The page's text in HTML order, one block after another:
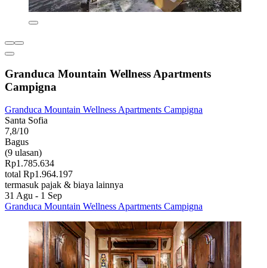
Granduca Mountain Wellness Apartments
Campigna
Granduca Mountain Wellness Apartments Campigna
Santa Sofia
7,8/10
Bagus
(9 ulasan)
Rp1.785.634
total Rp1.964.197
termasuk pajak & biaya lainnya
31 Agu - 1 Sep
Granduca Mountain Wellness Apartments Campigna